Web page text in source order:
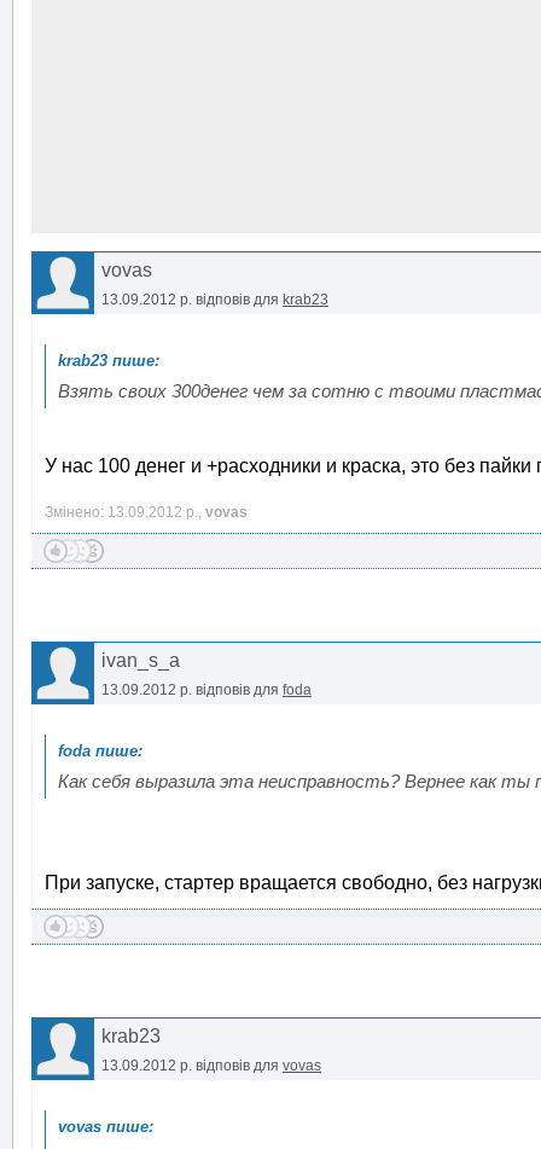
vovas
13.09.2012 р. відповів для krab23
Взять своих 300денег чем за сотню с твоими
У нас 100 денег и +расходники и краска, это без пайки
Змінено: 13.09.2012 р., vovas
ivan_s_a
13.09.2012 р. відповів для foda
Как себя выразила эта неисправность? Вернее как
При запуске, стартер вращается свободно, без
krab23
13.09.2012 р. відповів для vovas